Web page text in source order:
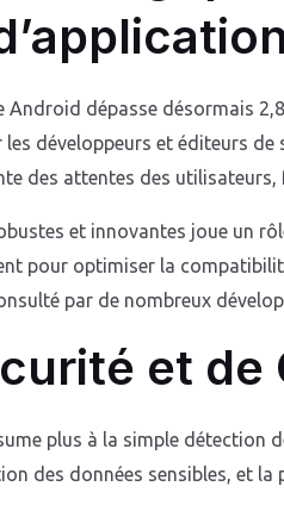
Android dépasse désormais
développeurs et éditeurs
des attentes des
et innovantes joue un
pour optimiser la
par de nombreux
et
plus à la simple détection
des données sensibles, et